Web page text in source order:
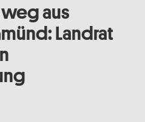
aus
Landrat